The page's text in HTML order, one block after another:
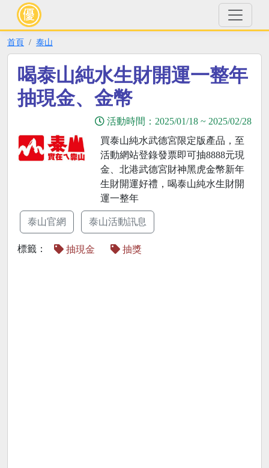
首頁 泰山
喝泰山純水生財開運一整年
抽現金、金幣
活動時間： 2025/01/18 ~ 2025/02/28
買泰山純水武德宮限定版產品，至
活動網站登錄發票即可抽8888元現
金、北港武德宮財神黑虎金幣新年
生財開運好禮，喝泰山純水生財開
運一整年
泰山官網 泰山活動訊息
標籤： 抽現金 抽獎